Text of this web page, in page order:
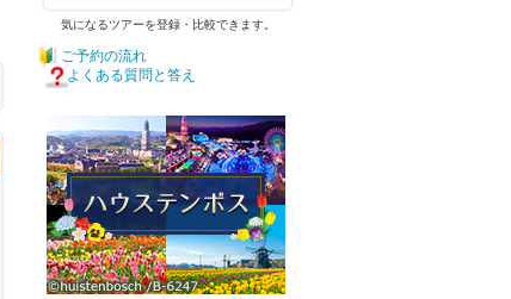
気になるツアーを登録・比較できます。
ご予約の流れ
よくある質問と答え